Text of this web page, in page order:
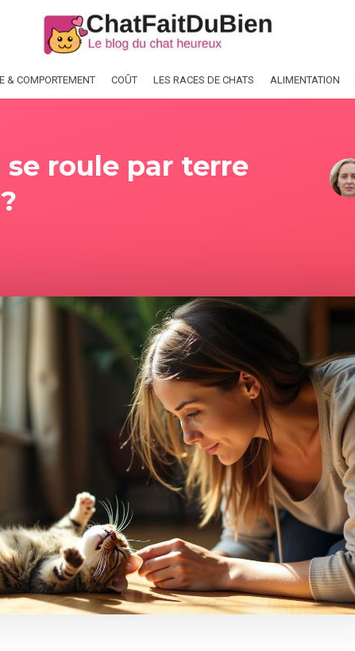
& COMPORTEMENT COÛT LES RACES DE CHATS ALIMENTATION
roule par terre